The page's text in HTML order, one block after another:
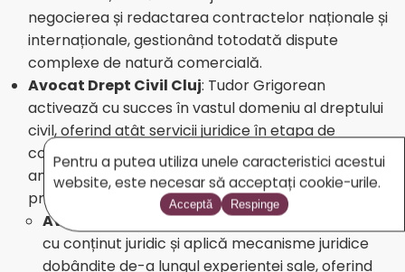
negocierea și redactarea contractelor naționale și
internaționale, gestionând totodată dispute
complexe de natură comercială.
Avocat Drept Civil Cluj: Tudor Grigorean
activează cu succes în vastul domeniu al dreptului
civil, oferind atât servicii juridice în etapa de
consultanță / negocieri / rezolvare dispute pe cale
amiabilă, cât și în litigii sau proceduri arbitrale în arii
precum:
Avocat recuperare creanțe: redactează acte
cu conținut juridic și aplică mecanisme juridice
dobândite de-a lungul experienței sale, oferind
Pentru a putea utiliza unele caracteristici acestui
website, este necesar să acceptați cookie-urile.
Acceptă Respinge